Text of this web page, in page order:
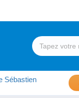
Sébastien